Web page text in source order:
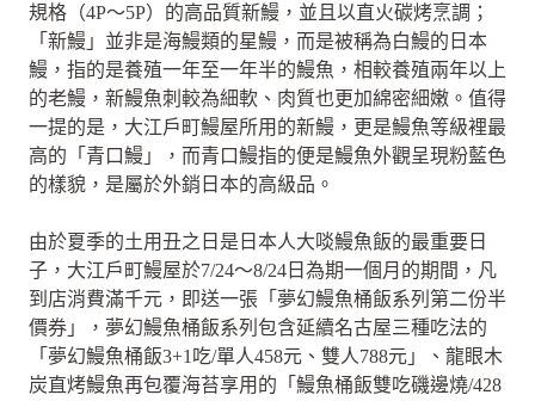
規格（4P～5P）的高品質新鰻，並且以直火碳烤烹調；
「新鰻」並非是海鰻類的星鰻，而是被稱為白鰻的日本
鰻，指的是養殖一年至一年半的鰻魚，相較養殖兩年以上
的老鰻，新鰻魚刺較為細軟、肉質也更加綿密細嫩。值得
一提的是，大江戶町鰻屋所用的新鰻，更是鰻魚等級裡最
高的「青口鰻」，而青口鰻指的便是鰻魚外觀呈現粉藍色
的樣貌，是屬於外銷日本的高級品。
由於夏季的土用丑之日是日本人大啖鰻魚飯的最重要日
子，大江戶町鰻屋於7/24～8/24日為期一個月的期間，凡
到店消費滿千元，即送一張「夢幻鰻魚桶飯系列第二份半
價券」，夢幻鰻魚桶飯系列包含延續名古屋三種吃法的
「夢幻鰻魚桶飯3+1吃/單人458元、雙人788元」、龍眼木
炭直烤鰻魚再包覆海苔享用的「鰻魚桶飯雙吃磯邊燒/428